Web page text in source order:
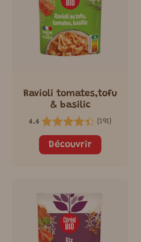
Ravioli tomates,tofu
& basilic
4.4 (191)
Découvrir